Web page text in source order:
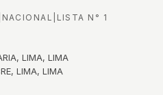
NACIONAL LISTA N° 1
LIMA, LIMA
LIMA, LIMA